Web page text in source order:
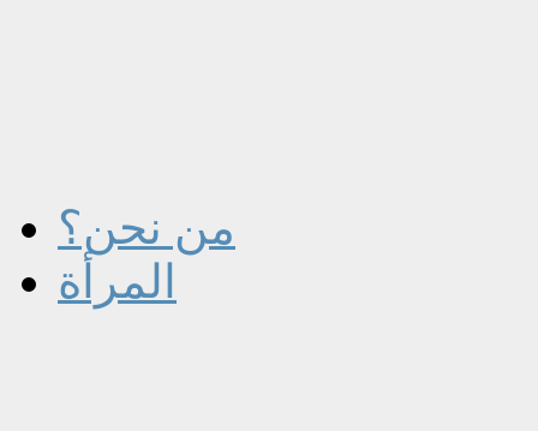
من نحن؟
المرأة